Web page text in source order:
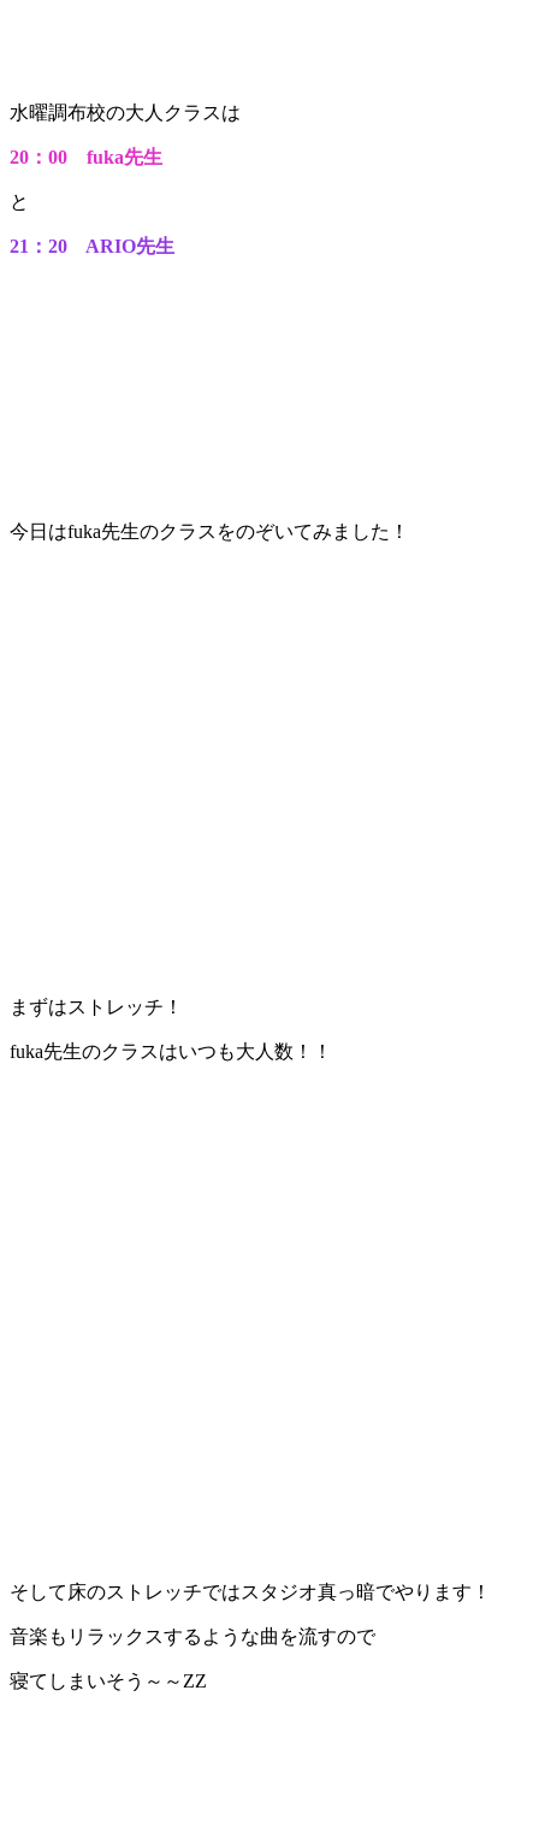
水曜調布校の大人クラスは
20：00 fuka先生
と
21：20 ARIO先生
今日はfuka先生のクラスをのぞいてみました！
まずはストレッチ！
fuka先生のクラスはいつも大人数！！
そして床のストレッチではスタジオ真っ暗でやります！
音楽もリラックスするような曲を流すので
寝てしまいそう～～ZZ